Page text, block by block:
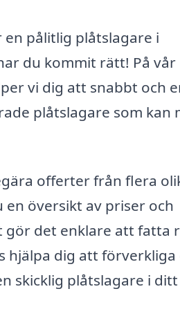
pålitlig plåtslagare i
du kommit rätt! På vår
vi dig att snabbt och
plåtslagare som kan
offerter från flera
översikt av priser och
gör det enklare att fatta
hjälpa dig att förverkliga
skicklig plåtslagare i ditt